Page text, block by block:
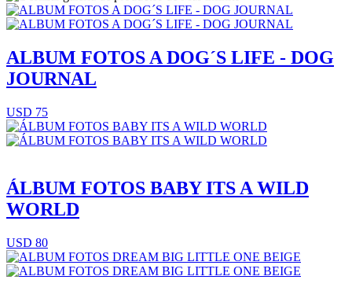
ALBUM FOTOS A DOG´S LIFE - DOG
JOURNAL
USD 75
ÁLBUM FOTOS BABY ITS A WILD
WORLD
USD 80